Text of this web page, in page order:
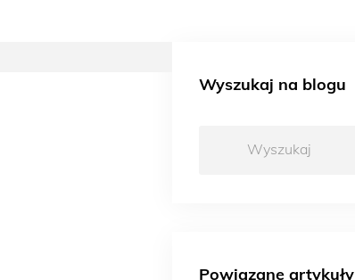
Wyszukaj na blogu
Powiązane artykuły